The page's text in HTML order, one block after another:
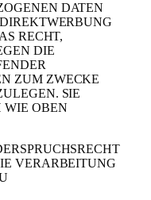
DATEN
RECHT,
DIE
ZUM ZWECKE
SIE
WIE OBEN
VERARBEITUNG